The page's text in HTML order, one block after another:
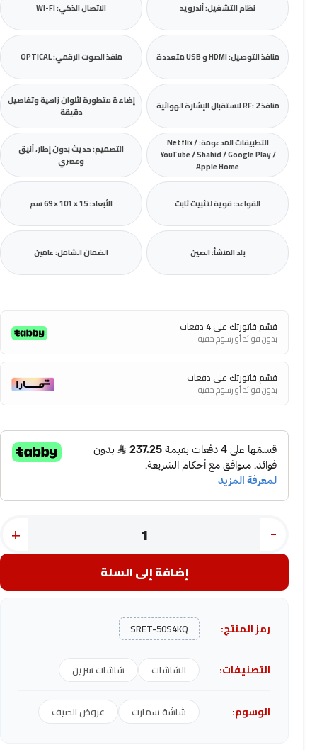
نظام التشغيل: أندرويد الاتصال الذكي: Wi-Fi
منافذ التوصيل: HDMI و USB متعددة منفذ الصوت الرقمي: OPTICAL
منافذ RF: 2 لاستقبال الإشارة الهوائية
إضاءة متطورة لألوان زاهية وتفاصيل
دقيقة
التطبيقات المدعومة: Netflix /
YouTube / Shahid / Google Play /
Apple Home
التصميم: حديث بدون إطار، أنيق
وعصري
القواعد: قوية لتثبيت ثابت الأبعاد: 15 × 101 × 69 سم
بلد المنشأ: الصين الضمان الشامل: عامين
قسّم فاتورتك على 4 دفعات
بدون فوائد أو رسوم خفية
قسّم فاتورتك على دفعات
بدون فوائد أو رسوم خفية
-
+
إضافة إلى السلة
رمز المنتج: SRET-50S4KQ
التصنيفات: الشاشات شاشات سرين
الوسوم: شاشة سمارت عروض الصيف